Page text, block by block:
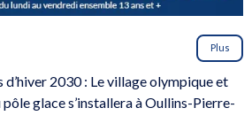
Plus
d’hiver 2030 : Le village olympique et
glace s’installera à Oullins-Pierre-